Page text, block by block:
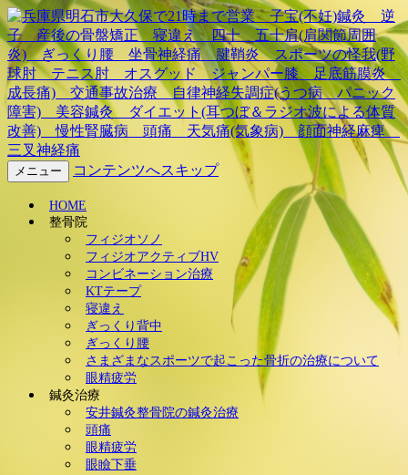
兵庫県明石市大久保で21時ま
で営業 子宝(不妊)鍼灸 逆
子 産後の骨盤矯正 寝違
え 四十 五十肩(肩関節周囲
炎) ぎっくり腰 坐骨神経
痛 腱鞘炎 スポーツの怪我
(野球肘 テニス肘 オスグッ
ド ジャンパー膝 足底筋膜
炎 成長痛) 交通事故治療
自律神経失調症(うつ病 パニ
ック障害) 美容鍼灸 ダイエ
メニュー コンテンツへスキップ
HOME
整骨院
フィジオソノ
フィジオアクティブHV
コンビネーション治療
KTテープ
寝違え
ぎっくり背中
ぎっくり腰
さまざまなスポーツで起こった骨折の治療について
眼精疲労
鍼灸治療
安井鍼灸整骨院の鍼灸治療
頭痛
眼精疲労
眼瞼下垂